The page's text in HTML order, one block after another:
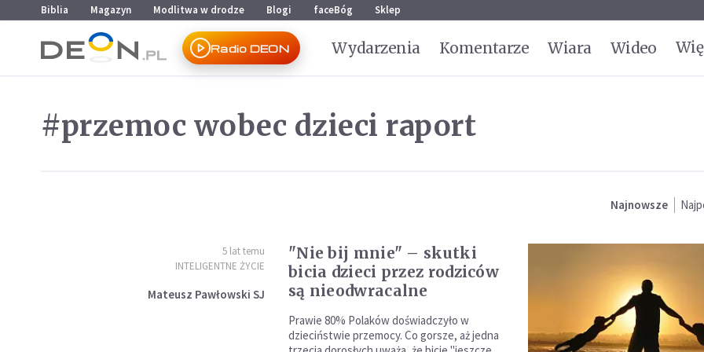
Przejdź do menu głównego
Przejdź do treści
Biblia Magazyn Modlitwa w drodze Blogi faceBóg Sklep
Radio DEON Wydarzenia Komentarze Wiara Wideo
#przemoc wobec dzieci raport
Najnowsze
5 lat temu
INTELIGENTNE ŻYCIE
Mateusz Pawłowski SJ
"Nie bij mnie" – skutki
bicia dzieci przez rodziców
są nieodwracalne
Prawie 80% Polaków doświadczyło w
dzieciństwie przemocy. Co gorsze, aż jedna